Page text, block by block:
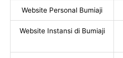
Website Personal Bumiaji
Website Instansi di Bumiaji